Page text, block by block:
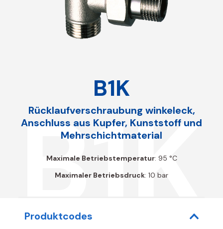
B1K
B1K
Rücklaufverschraubung winkeleck,
Anschluss aus Kupfer, Kunststoff und
Mehrschichtmaterial
Maximale Betriebstemperatur: 95 °C
Maximaler Betriebsdruck: 10 bar
Produktcodes